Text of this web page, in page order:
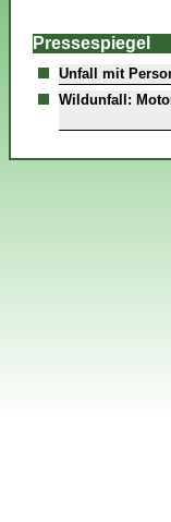
Pressespiegel
Unfall mit
Wildunfall: